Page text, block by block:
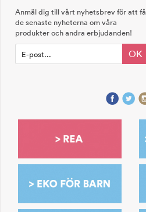
Anmäl dig till vårt nyhetsbrev för att få
de senaste nyheterna om våra
produkter och andra erbjudanden!
OK